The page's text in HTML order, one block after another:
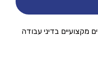
מקצועיים בדיני עבודה